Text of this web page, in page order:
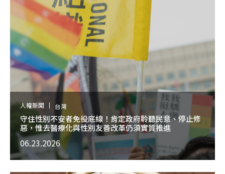
人權新聞 台灣
守住性別不安者免役底線！肯定政府聆聽民意、停止修
惡，惟去醫療化與性別友善改革仍須實質推進
06.23.2026